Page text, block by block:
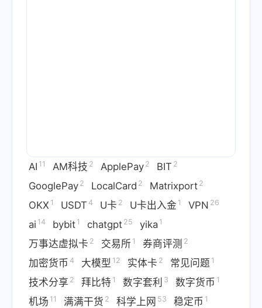
AI 11 AM科技 2 ApplePay 2 BIT 2
GooglePay 2 LocalCard 2 Matrixport 2
OKX 1 USDT 4 U卡 2 U卡出入金 1 VPN 26
ai 14 bybit 1 chatgpt 25 yika 1
万事达虚拟卡 2 交易所 1 券商评测 2
加密货币 4 大模型 12 实体卡 2 常见问题 1
技术分享 2 拜比特 1 数字套利 3 数字货币 1
机场 11 满满干货 2 科学上网 53 稳定币 1